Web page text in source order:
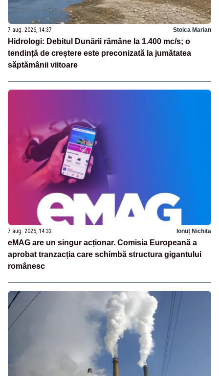
7 aug. 2026, 14:37 Stoica Marian
Hidrologi: Debitul Dunării rămâne la 1.400 mc/s; o
tendință de creștere este preconizată la jumătatea
săptămânii viitoare
7 aug. 2026, 14:32 Ionuț Nichita
eMAG are un singur acționar. Comisia Europeană a
aprobat tranzacția care schimbă structura gigantului
românesc